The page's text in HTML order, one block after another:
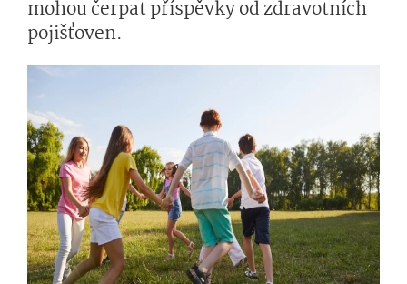
mohou čerpat příspěvky od zdravotních
pojišťoven.